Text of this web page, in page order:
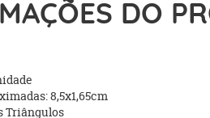
DO
8,5x1,65cm
Triângulos